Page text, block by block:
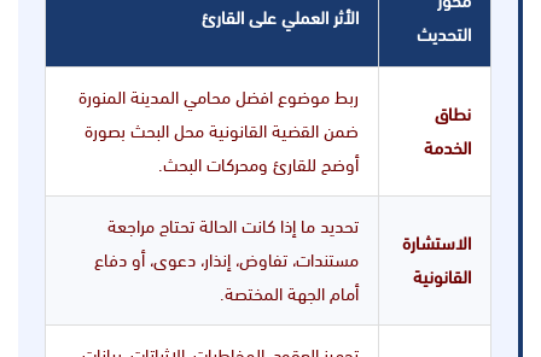
التحديث
الأثر العملي على القارئ
نطاق
الخدمة
ربط موضوع افضل محامي المدينة المنورة
ضمن القضية القانونية محل البحث بصورة
أوضح للقارئ ومحركات البحث.
الاستشارة
القانونية
تحديد ما إذا كانت الحالة تحتاج مراجعة
مستندات، تفاوض، إنذار، دعوى، أو دفاع
أمام الجهة المختصة.